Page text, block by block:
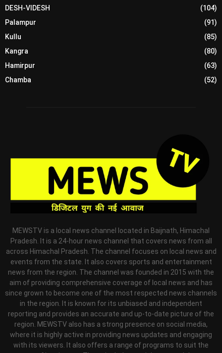
DESH-VIDESH
(104)
Palampur
(91)
Kullu
(85)
Kangra
(80)
Hamirpur
(63)
Chamba
(52)
MEWSTV is a local news channel located in Baijnath, Himachal
Pradesh. It is a 24-hour news channel that covers news from all
across Himachal Pradesh. The channel focuses on local news and
events from the state. It also covers sports and entertainment
news from the region. The channel was founded in 2015 with the
aim of providing comprehensive coverage of local news and has
since grown to become one of the most respected news channels
in the region. It is known for its unbiased and independent
reporting and provides an accurate and up-to-date picture of the
region. MEWSTV also has a strong presence on social media,
where it is highly active in providing news updates and engaging
with its viewers. It also offers a range of programs to suit the